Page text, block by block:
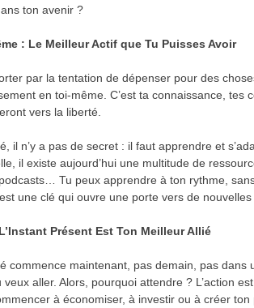
ton avenir ?
: Le Meilleur Actif que Tu Puisses Avoir
par la tentation de dépenser pour des
en toi-même. C’est ta connaissance, tes
vers la liberté.
il n’y a pas de secret : il faut apprendre et
il existe aujourd’hui une multitude de
Tu peux apprendre à ton rythme,
une clé qui ouvre une porte vers de nouvelles
Présent Est Ton Meilleur Allié
commence maintenant, pas demain, pas dans
aller. Alors, pourquoi attendre ? L’action
à économiser, à investir ou à créer ton